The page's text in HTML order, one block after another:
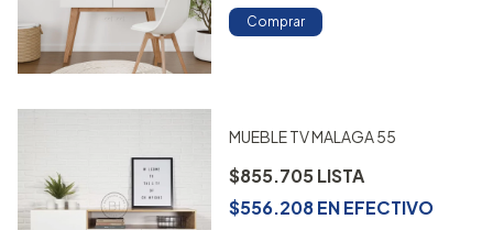
Comprar
MUEBLE TV MALAGA 55
$855.705
$556.208ENEFECTIVO